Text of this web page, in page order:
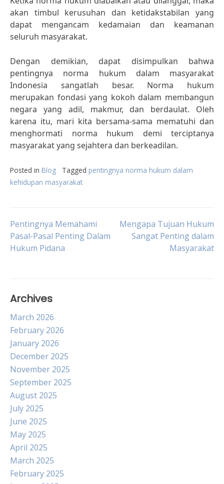
akan timbul kerusuhan dan ketidakstabilan yang
dapat mengancam kedamaian dan keamanan
seluruh masyarakat.
Dengan demikian, dapat disimpulkan bahwa
pentingnya norma hukum dalam masyarakat
Indonesia sangatlah besar. Norma hukum
merupakan fondasi yang kokoh dalam membangun
negara yang adil, makmur, dan berdaulat. Oleh
karena itu, mari kita bersama-sama mematuhi dan
menghormati norma hukum demi terciptanya
masyarakat yang sejahtera dan berkeadilan.
Posted in Blog Tagged pentingnya norma hukum dalam
kehidupan masyarakat
Post
navigation
Pentingnya Memahami
Pasal-Pasal Penting Dalam
Hukum Pidana
Mengapa Tujuan Hukum
Sangat Penting dalam
Masyarakat
Archives
March 2026
February 2026
January 2026
December 2025
November 2025
September 2025
August 2025
July 2025
June 2025
May 2025
April 2025
March 2025
February 2025